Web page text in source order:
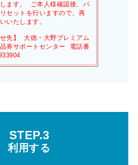
ます。 ご本人様確認後、パ
セットを行いますので、再
いたします。
せ先】 大徳・大野プレミアム
券サポートセンター 電話番
STEP.3
利用する